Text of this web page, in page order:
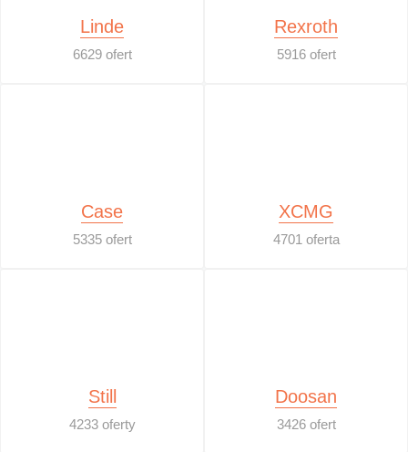
Linde
6629 ofert
Rexroth
5916 ofert
Case
5335 ofert
XCMG
4701 oferta
Still
4233 oferty
Doosan
3426 ofert